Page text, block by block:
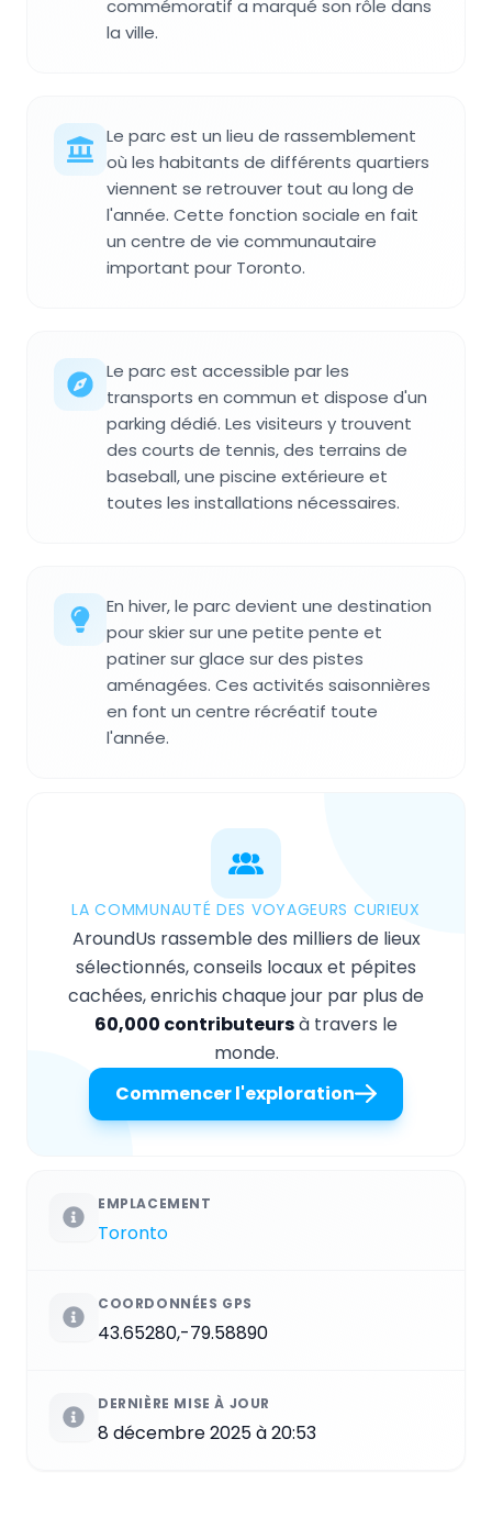
commémoratif a marqué son rôle dans
la ville.
Le parc est un lieu de rassemblement
où les habitants de différents quartiers
viennent se retrouver tout au long de
l'année. Cette fonction sociale en fait
un centre de vie communautaire
important pour Toronto.
Le parc est accessible par les
transports en commun et dispose d'un
parking dédié. Les visiteurs y trouvent
des courts de tennis, des terrains de
baseball, une piscine extérieure et
toutes les installations nécessaires.
En hiver, le parc devient une destination
pour skier sur une petite pente et
patiner sur glace sur des pistes
aménagées. Ces activités saisonnières
en font un centre récréatif toute
l'année.
LA COMMUNAUTÉ DES VOYAGEURS CURIEUX
AroundUs rassemble des milliers de lieux
sélectionnés, conseils locaux et pépites
cachées, enrichis chaque jour par plus de
60,000 contributeursà travers le
monde.
Commencer l'exploration
EMPLACEMENT
Toronto
COORDONNÉES GPS
43.65280,-79.58890
DERNIÈRE MISE À JOUR
8 décembre 2025 à 20:53